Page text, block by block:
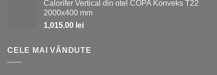
a
fost:
este:
Calorifer Vertical din otel COPA Konveks T22
2000x400 mm
1,015.00 lei
CELE MAI VÂNDUTE